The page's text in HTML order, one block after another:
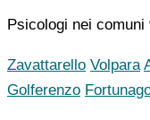
Psicologi nei comuni
Zavattarello Volpara
Golferenzo